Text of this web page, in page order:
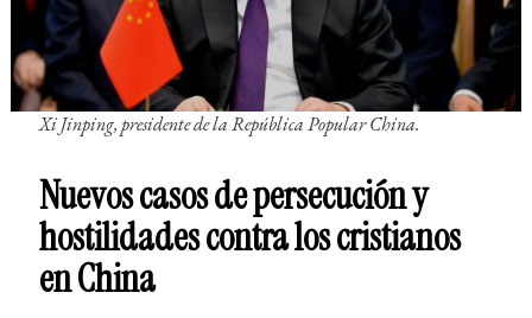
Xi Jinping, presidente de la República Popular China.
Nuevos casos de persecución y
hostilidades contra los cristianos
en China